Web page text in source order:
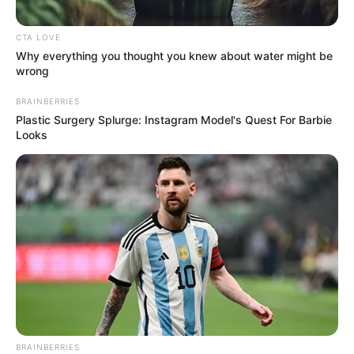
χωρίς τις αισθήσεις του σε παραλία
ΣΟΚ στην περιοχή του Αλιβερίου: Δείτε τη νέα
κομπίνα που κάνουν
Οργή για τροχαίο στην Νέα Αρτάκη
Ακολουθήστε το evianews.com στο
News
ΤΑ ΠΙΟ ΔΗΜΟΦΙΛΗ
CTA LOVE
Why everything you thought you knew about water might be
wrong
BRAINBERRIES
Plastic Surgery Splurge: Instagram Model's Quest For Barbie
Looks
BRAINBERRIES